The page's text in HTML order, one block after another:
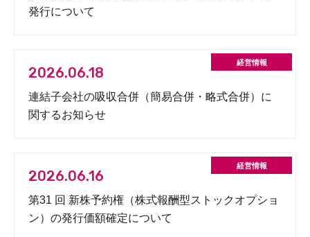
発行について
2026.06.18
連結子会社の吸収合併（簡易合併・略式合併）に
関するお知らせ
2026.06.16
第31 回 新株予約権（株式報酬型ストックオプショ
ン）の発行価額確定について